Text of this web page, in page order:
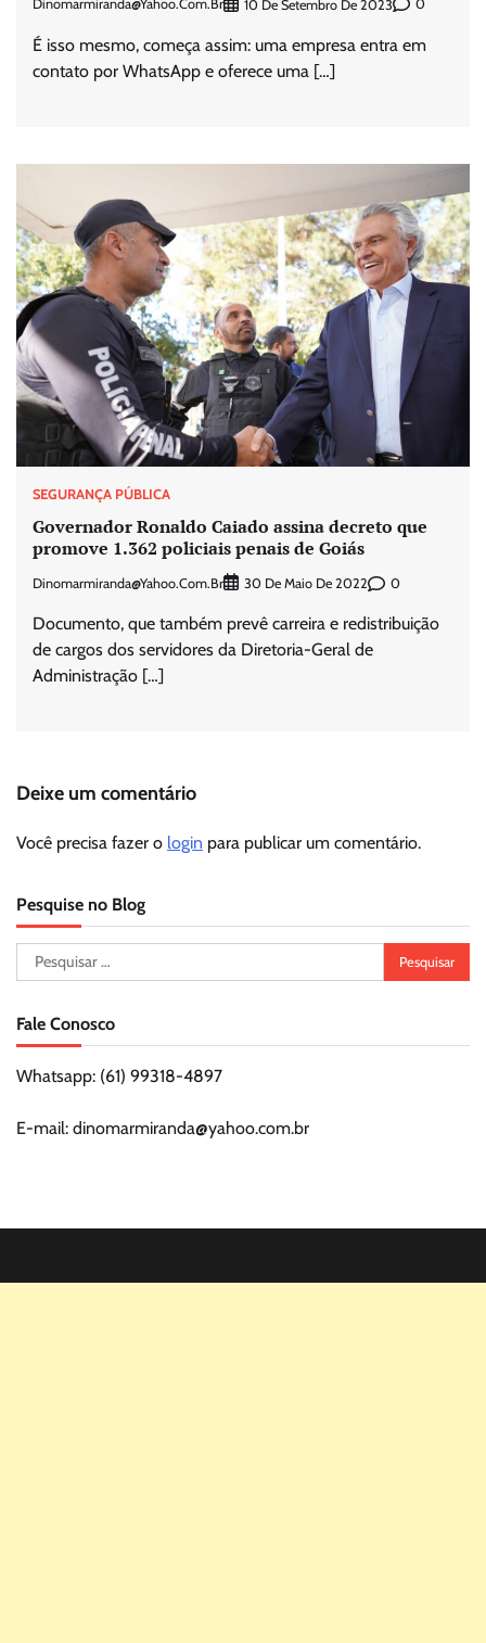
Dinomarmiranda@yahoo.com.br 10 De Setembro De 2023 0
É isso mesmo, começa assim: uma empresa entra em
contato por WhatsApp e oferece uma […]
SEGURANÇA PÚBLICA
Governador Ronaldo Caiado assina decreto que
promove 1.362 policiais penais de Goiás
Dinomarmiranda@yahoo.com.br 30 De Maio De 2022 0
Documento, que também prevê carreira e redistribuição
de cargos dos servidores da Diretoria-Geral de
Administração […]
Deixe um comentário
Você precisa fazer o login para publicar um comentário.
Pesquise no Blog
Pesquisar
por:
Fale Conosco
Whatsapp: (61) 99318-4897
E-mail: dinomarmiranda@yahoo.com.br